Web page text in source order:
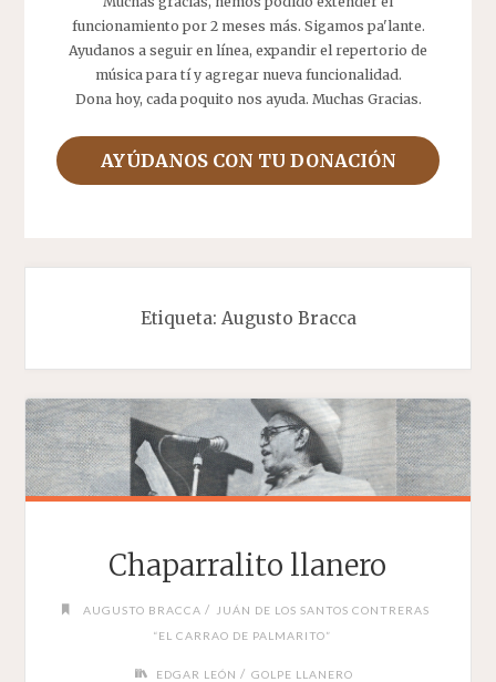
funcionamiento por 2 meses más. Sigamos pa'lante.
Ayudanos a seguir en línea, expandir el repertorio de
música para tí y agregar nueva funcionalidad.
Dona hoy, cada poquito nos ayuda. Muchas Gracias.
AYÚDANOS CON TU DONACIÓN
Etiqueta: Augusto Bracca
Chaparralito llanero
AUGUSTO BRACCA /
JUÁN DE LOS SANTOS CONTRERAS
“EL CARRAO DE PALMARITO”
EDGAR LEÓN / GOLPE LLANERO